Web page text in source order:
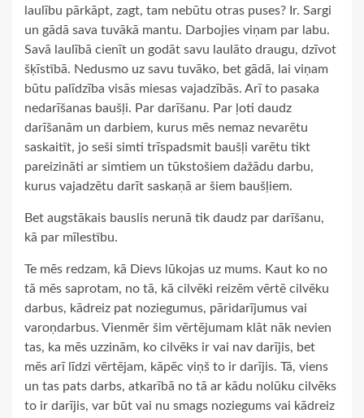
laulību pārkāpt, zagt, tam nebūtu otras puses? Ir. Sargi
un gādā sava tuvākā mantu. Darbojies viņam par labu.
Savā laulībā cienīt un godāt savu laulāto draugu, dzīvot
šķīstībā. Nedusmo uz savu tuvāko, bet gādā, lai viņam
būtu palīdzība visās miesas vajadzībās. Arī to pasaka
nedarīšanas baušļi. Par darīšanu. Par ļoti daudz
darīšanām un darbiem, kurus mēs nemaz nevarētu
saskaitīt, jo seši simti trīspadsmit baušļi varētu tikt
pareizināti ar simtiem un tūkstošiem dažādu darbu,
kurus vajadzētu darīt saskaņā ar šiem baušļiem.
Bet augstākais bauslis nerunā tik daudz par darīšanu,
kā par mīlestību.
Te mēs redzam, kā Dievs lūkojas uz mums. Kaut ko no
tā mēs saprotam, no tā, kā cilvēki reizēm vērtē cilvēku
darbus, kādreiz pat noziegumus, pāridarījumus vai
varoņdarbus. Vienmēr šim vērtējumam klāt nāk nevien
tas, ka mēs uzzinām, ko cilvēks ir vai nav darījis, bet
mēs arī līdzi vērtējam, kāpēc viņš to ir darījis. Tā, viens
un tas pats darbs, atkarībā no tā ar kādu nolūku cilvēks
to ir darījis, var būt vai nu smags noziegums vai kādreiz